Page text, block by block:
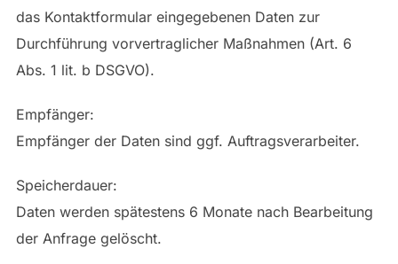
das Kontaktformular eingegebenen Daten zur
Durchführung vorvertraglicher Maßnahmen (Art. 6
Abs. 1 lit. b DSGVO).
Empfänger:
Empfänger der Daten sind ggf. Auftragsverarbeiter.
Speicherdauer:
Daten werden spätestens 6 Monate nach Bearbeitung
der Anfrage gelöscht.